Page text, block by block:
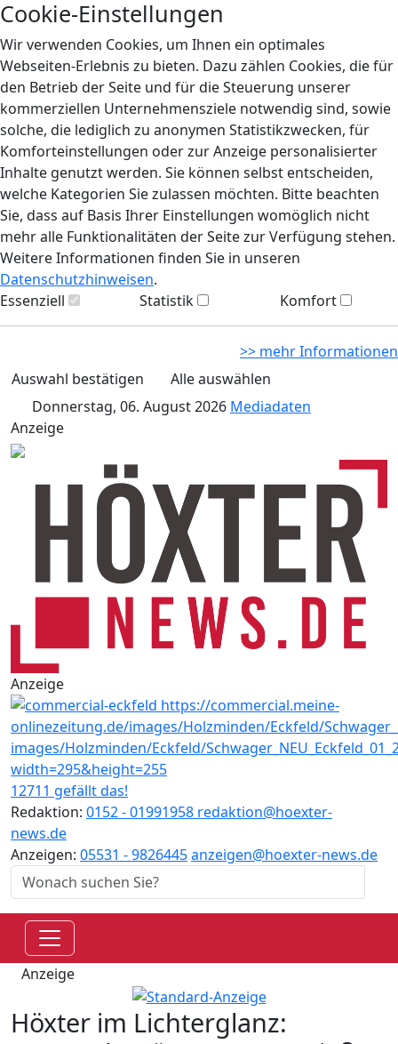
Cookie-Einstellungen
Wir verwenden Cookies, um Ihnen ein optimales
Webseiten-Erlebnis zu bieten. Dazu zählen Cookies, die für
den Betrieb der Seite und für die Steuerung unserer
kommerziellen Unternehmensziele notwendig sind, sowie
solche, die lediglich zu anonymen Statistikzwecken, für
Komforteinstellungen oder zur Anzeige personalisierter
Inhalte genutzt werden. Sie können selbst entscheiden,
welche Kategorien Sie zulassen möchten. Bitte beachten
Sie, dass auf Basis Ihrer Einstellungen womöglich nicht
mehr alle Funktionalitäten der Seite zur Verfügung stehen.
Weitere Informationen finden Sie in unseren
Datenschutzhinweisen.
Essenziell
Statistik Komfort
>> mehr Informationen
Auswahl bestätigen
Alle auswählen
Donnerstag, 06. August 2026 Mediadaten
Anzeige
Anzeige
12711 gefällt das!
Redaktion: 0152 - 01991958 redaktion@hoexter-
news.de
Anzeigen: 05531 - 9826445anzeigen@hoexter-news.de
Anzeige
Höxter im Lichterglanz: